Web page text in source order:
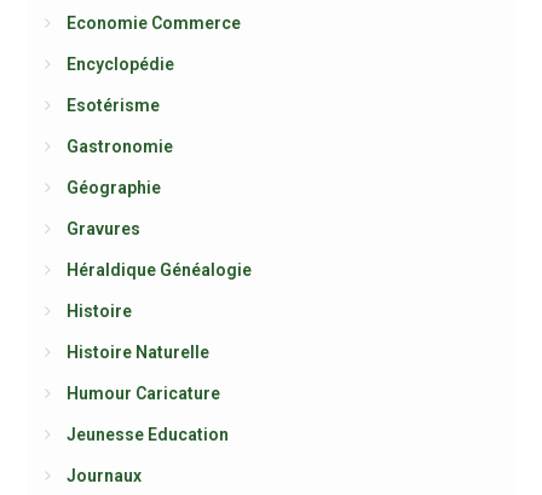
Economie Commerce
Encyclopédie
Esotérisme
Gastronomie
Géographie
Gravures
Héraldique Généalogie
Histoire
Histoire Naturelle
Humour Caricature
Jeunesse Education
Journaux